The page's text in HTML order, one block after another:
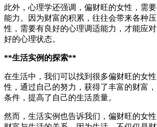
此外，心理学还强调，偏财旺的女性，需
能力。因为财富的积累，往往会带来各种
性，需要有良好的心理调适能力，才能应
好的心理状态。
**生活实例的探索**
在生活中，我们可以找到很多偏财旺的女
性，通过自己的努力，获得了丰富的财富
条件，提高了自己的生活质量。
然而，生活实例也告诉我们，偏财旺的女